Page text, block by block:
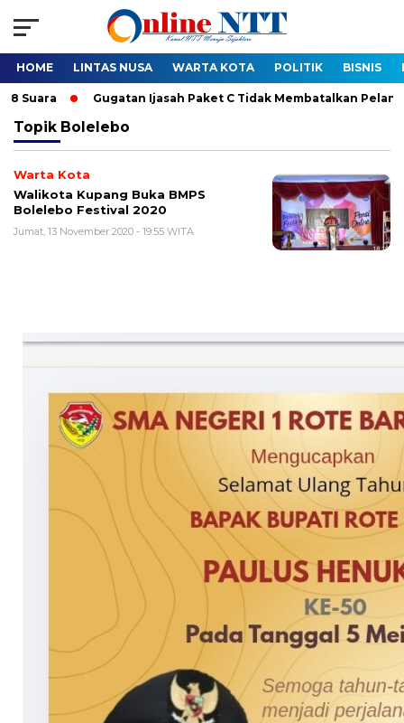
HOME LINTAS NUSA WARTA KOTA POLITIK BISNIS
Gugatan Ijasah Paket C Tidak Membatalkan Pelantikan
Topik Bolelebo
Warta Kota
Walikota Kupang Buka BMPS
Bolelebo Festival 2020
Jumat, 13 November 2020 - 19:55 WITA